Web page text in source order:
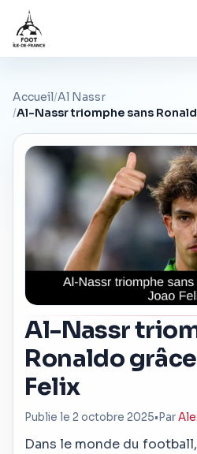
Accueil/Al Nassr
/Al-Nassr triomphe sans
Al-Nassr
Ronaldo
Felix
Publie le 2 octobre 2025• Par
Dans le monde du football,